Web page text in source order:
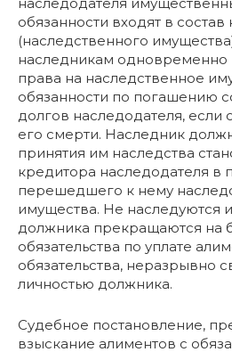
обязанности входят в состав
(наследственного
наследникам одновременно
права на наследственное
обязанности по погашению
долгов наследодателя, если
его смерти. Наследник
принятия им наследства
кредитора наследодателя в
перешедшего к нему
имущества. Не наследуются
должника прекращаются на
обязательства по уплате
обязательства, неразрывно
личностью должника.
Судебное постановление,
взыскание алиментов с